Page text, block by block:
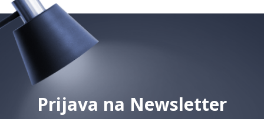
Prijava na Newsletter